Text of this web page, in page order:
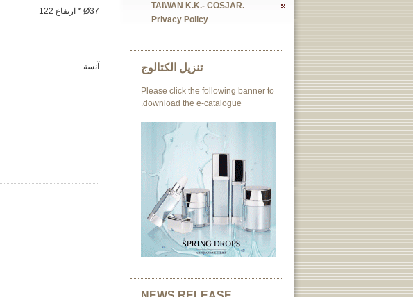
Ø37 * ارتفاع 122
آنسة
TAIWAN K.K.- COSJAR.
Privacy Policy
تنزيل الكتالوج
Please click the following banner to
download the e-catalogue.